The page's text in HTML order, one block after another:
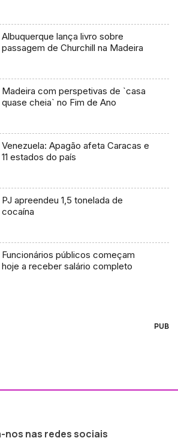
Albuquerque lança livro sobre
passagem de Churchill na Madeira
Madeira com perspetivas de `casa
quase cheia` no Fim de Ano
Venezuela: Apagão afeta Caracas e
11 estados do país
PJ apreendeu 1,5 tonelada de
cocaína
Funcionários públicos começam
hoje a receber salário completo
PUB
nos nas redes sociais